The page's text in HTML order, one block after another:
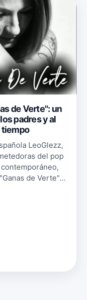
de Verte": un
padres y al
tiempo
LeoGlezz,
del pop
de Verte",